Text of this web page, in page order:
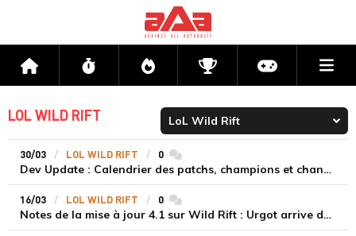
Accueil Flux Directs CompétitionsActu jeux
LOL WILD RIFT
30/03 LOL WILD RIFT 0 commentaires
Dev Update : Calendrier des patchs, champions et changements de gameplay
16/03 LOL WILD RIFT 0 commentaires
Notes de la mise à jour 4.1 sur Wild Rift : Urgot arrive dans la Faille